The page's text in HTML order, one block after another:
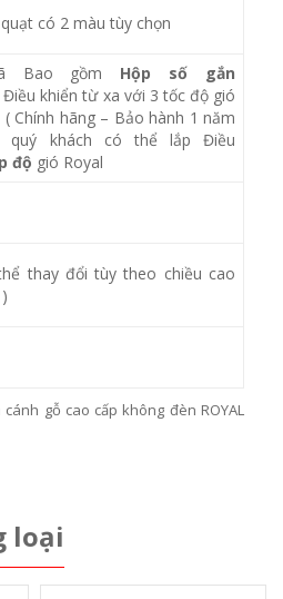
có 2 màu tùy chọn
Bao gồm Hộp số gắn
khiển từ xa với 3 tốc độ gió
( Chính hãng – Bảo hành 1 năm
khách có thể lắp Điều
độ gió Royal
thay đổi tùy theo chiều cao
gỗ cao cấp không đèn ROYAL
loại